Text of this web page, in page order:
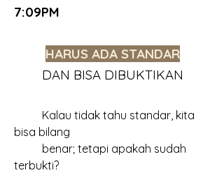
7:09PM
HARUS ADA STANDAR
	DAN BISA DIBUKTIKAN
bisa bilang
terbukti?